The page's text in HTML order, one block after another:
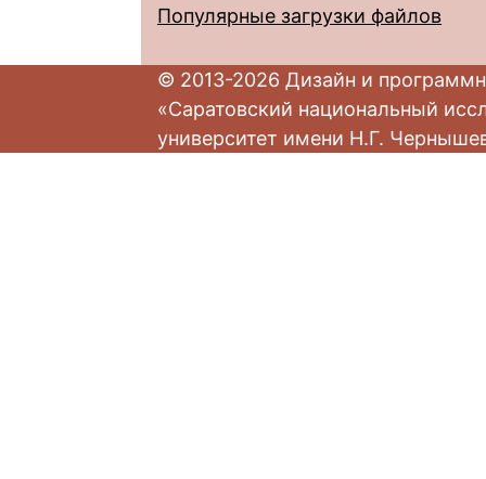
Популярные загрузки файлов
© 2013-2026 Дизайн и
«Саратовский национальный
университет имени Н.Г.